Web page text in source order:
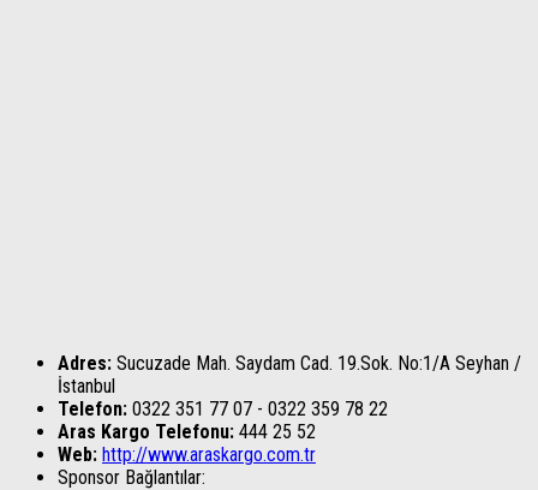
Adres: Sucuzade Mah. Saydam Cad. 19.Sok. No:1/A Seyhan /
İstanbul
Telefon: 0322 351 77 07 - 0322 359 78 22
Aras Kargo Telefonu: 444 25 52
Web: http://www.araskargo.com.tr
Sponsor Bağlantılar: